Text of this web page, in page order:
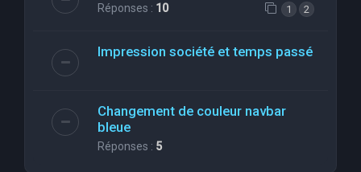
Réponses : 10 1 2
Impression société et temps passé
Changement de couleur navbar
bleue
Réponses : 5